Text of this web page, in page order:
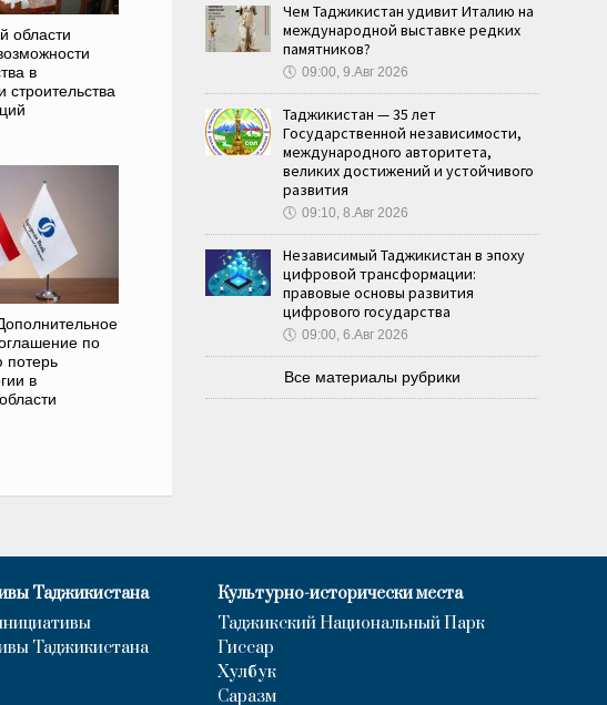
области
в
строительства
по
потерь
в
Чем Таджикистан удивит Италию на
международной выставке редких
памятников?
🕔 09:00, 9.Авг 2026
Таджикистан — 35 лет
Государственной независимости,
международного авторитета,
великих достижений и устойчивого
развития
🕔 09:10, 8.Авг 2026
Независимый Таджикистан в эпоху
цифровой трансформации:
правовые основы развития
цифрового государства
🕔 09:00, 6.Авг 2026
Все материалы рубрики
Таджикистана
Таджикистана
Культурно-исторически места
Таджикский Национальный Парк
Гиссар
Хулбук
Саразм